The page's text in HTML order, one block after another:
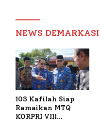
NEWS DEMARKASI
103 Kafilah Siap
Ramaikan MTQ
KORPRI VIII